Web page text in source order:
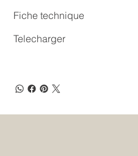
Fiche technique
Telecharger